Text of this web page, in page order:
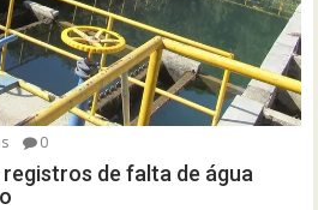
0
de falta de água